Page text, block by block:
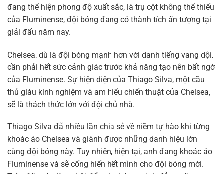
đang thể hiện phong độ xuất sắc, là trụ cột không thể thiếu
của Fluminense, đội bóng đang có thành tích ấn tượng tại
giải đấu năm nay.
Chelsea, dù là đội bóng mạnh hơn với danh tiếng vang dội,
cần phải hết sức cảnh giác trước khả năng tạo nên bất ngờ
của Fluminense. Sự hiện diện của Thiago Silva, một cầu
thủ giàu kinh nghiệm và am hiểu chiến thuật của Chelsea,
sẽ là thách thức lớn với đội chủ nhà.
Thiago Silva đã nhiều lần chia sẻ về niềm tự hào khi từng
khoác áo Chelsea và giành được những danh hiệu lớn
cùng đội bóng này. Tuy nhiên, hiện tại, anh đang khoác áo
Fluminense và sẽ cống hiến hết mình cho đội bóng mới.